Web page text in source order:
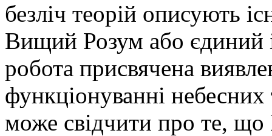
безліч теорій описують
Вищий Розум або єдиний
робота присвячена
функціонуванні
може свідчити про те,